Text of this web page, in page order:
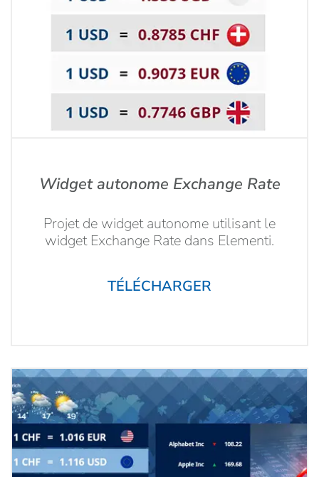
Widget autonome Exchange Rate
Projet de widget autonome utilisant le
widget Exchange Rate dans Elementi.
TÉLÉCHARGER